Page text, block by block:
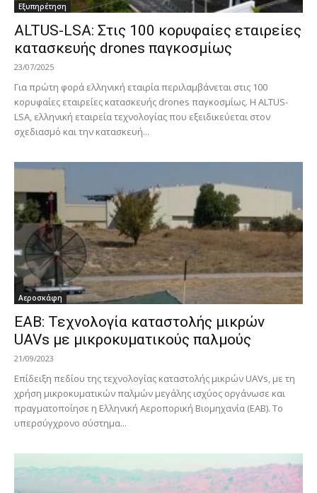
Εξυπηρέτηση
ALTUS-LSA: Στις 100 κορυφαίες εταιρείες
κατασκευής drones παγκοσμίως
23/07/2025
Για πρώτη φορά ελληνική εταιρία περιλαμβάνεται στις 100
κορυφαίες εταιρείες κατασκευής drones παγκοσμίως. Η ALTUS-
LSA, ελληνική εταιρεία τεχνολογίας που εξειδικεύεται στον
σχεδιασμό και την κατασκευή...
Αεροσκάφη
EAB: Τεχνολογία καταστολής μικρών
UAVs με μικροκυματικούς παλμούς
21/09/2023
Επίδειξη πεδίου της τεχνολογίας καταστολής μικρών UAVs, με τη
χρήση μικροκυματικών παλμών μεγάλης ισχύος οργάνωσε και
πραγματοποίησε η Ελληνική Αεροπορική Βιομηχανία (ΕΑΒ). Το
υπερσύγχρονο σύστημα...